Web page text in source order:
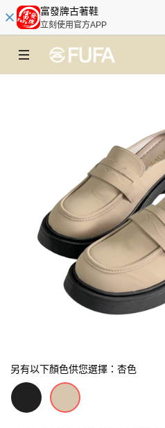
富發牌古著鞋
立刻使用官方APP
另有以下顏色供您選擇：杏色